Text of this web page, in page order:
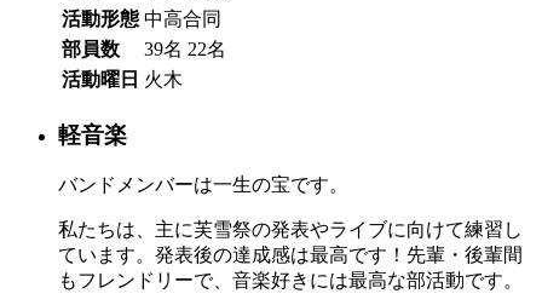
活動形態 中高合同
部員数
39名 22名
活動曜日 火木
軽音楽
バンドメンバーは一生の宝です。
私たちは、主に芙雪祭の発表やライブに向けて練習し
ています。発表後の達成感は最高です！先輩・後輩間
もフレンドリーで、音楽好きには最高な部活動です。